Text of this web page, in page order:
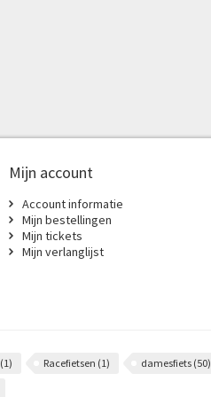
Mijn account
Account informatie
Mijn bestellingen
Mijn tickets
Mijn verlanglijst
(1) Racefietsen (1) damesfiets (50)